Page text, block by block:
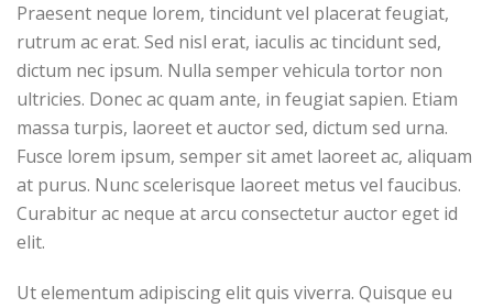
Praesent neque lorem, tincidunt vel placerat feugiat,
rutrum ac erat. Sed nisl erat, iaculis ac tincidunt sed,
dictum nec ipsum. Nulla semper vehicula tortor non
ultricies. Donec ac quam ante, in feugiat sapien. Etiam
massa turpis, laoreet et auctor sed, dictum sed urna.
Fusce lorem ipsum, semper sit amet laoreet ac, aliquam
at purus. Nunc scelerisque laoreet metus vel faucibus.
Curabitur ac neque at arcu consectetur auctor eget id
elit.
Ut elementum adipiscing elit quis viverra. Quisque eu